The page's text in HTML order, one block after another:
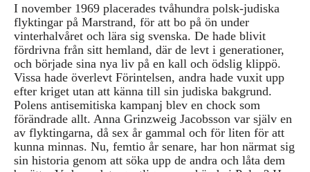
I november 1969 placerades tvåhundra polsk-judiska
flyktingar på Marstrand, för att bo på ön under
vinterhalvåret och lära sig svenska. De hade blivit
fördrivna från sitt hemland, där de levt i generationer,
och började sina nya liv på en kall och ödslig klippö.
Vissa hade överlevt Förintelsen, andra hade vuxit upp
efter kriget utan att känna till sin judiska bakgrund.
Polens antisemitiska kampanj blev en chock som
förändrade allt. Anna Grinzweig Jacobsson var själv en
av flyktingarna, då sex år gammal och för liten för att
kunna minnas. Nu, femtio år senare, har hon närmat sig
sin historia genom att söka upp de andra och låta dem